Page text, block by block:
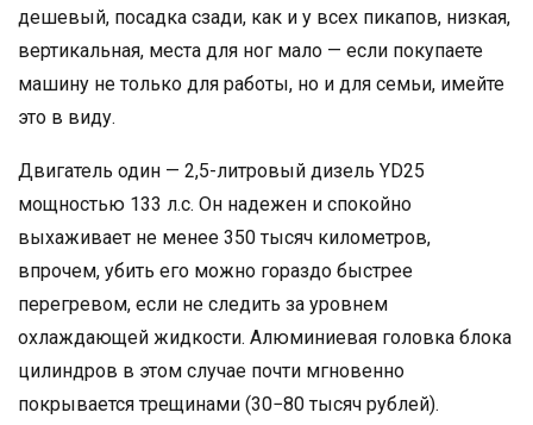
дешевый, посадка сзади, как и у всех пикапов, низкая,
вертикальная, места для ног мало — если покупаете
машину не только для работы, но и для семьи, имейте
это в виду.
Двигатель один — 2,5-литровый дизель YD25
мощностью 133 л.с. Он надежен и спокойно
выхаживает не менее 350 тысяч километров,
впрочем, убить его можно гораздо быстрее
перегревом, если не следить за уровнем
охлаждающей жидкости. Алюминиевая головка блока
цилиндров в этом случае почти мгновенно
покрывается трещинами (30−80 тысяч рублей).